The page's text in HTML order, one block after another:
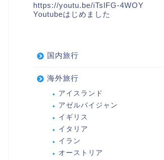
https://youtu.be/iTslFG-4WOY
Youtubeはじめました
国内旅行
海外旅行
アイスランド
アゼルバイジャン
イギリス
イタリア
イラン
オーストリア